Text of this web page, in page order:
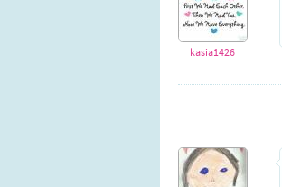
kasia1426